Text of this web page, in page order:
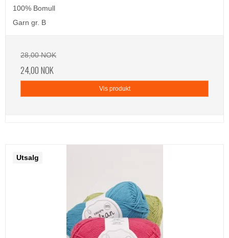
100% Bomull
Garn gr. B
28,00 NOK
24,00 NOK
Vis produkt
Utsalg